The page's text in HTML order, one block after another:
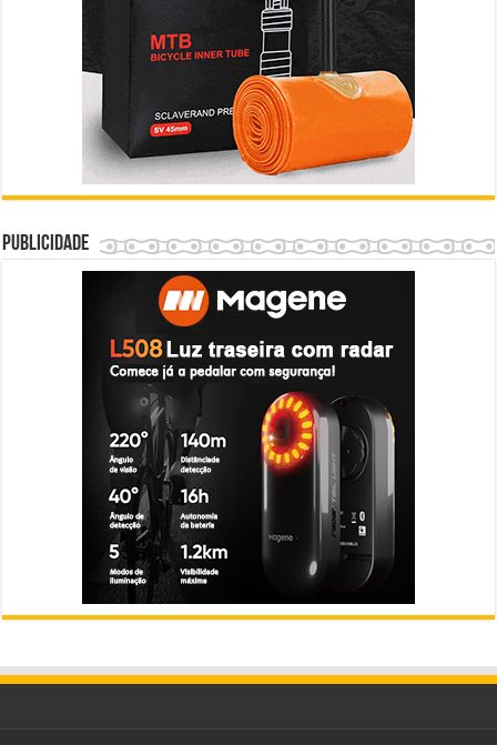
Publicidade